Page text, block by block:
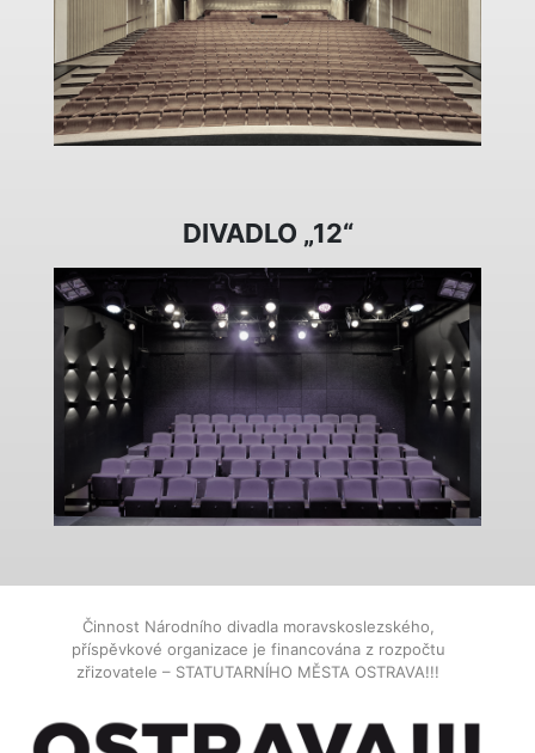
DIVADLO „12“
Činnost Národního divadla moravskoslezského,
příspěvkové organizace je financována z rozpočtu
zřizovatele – STATUTARNÍHO MĚSTA OSTRAVA!!!